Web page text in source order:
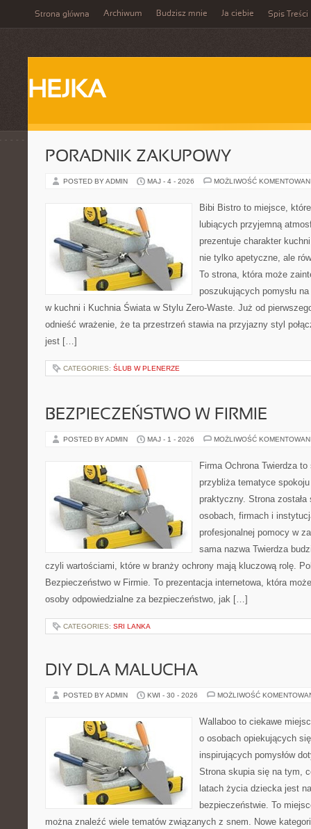
Strona główna Archiwum Budzisz mnie Ja ciebie Spis Treści
HEJKA
PORADNIK ZAKUPOWY
POSTED BY ADMIN MAJ - 4 - 2026 MOŻLIWOŚĆ
Bibi Bistro to miejsce,
lubiących przyjemną
prezentuje charakter
nie tylko apetyczne, ale
To strona, która może
poszukujących pomysłu
w kuchni i Kuchnia Świata w Stylu Zero-Waste. Już od
odnieść wrażenie, że ta przestrzeń stawia na przyjazny styl
jest […]
CATEGORIES: ŚLUB W PLENERZE
BEZPIECZEŃSTWO W FIRMIE
POSTED BY ADMIN MAJ - 1 - 2026 MOŻLIWOŚĆ
Firma Ochrona Twierdza
przybliża tematyce
praktyczny. Strona
osobach, firmach i
profesjonalnej pomocy w
sama nazwa Twierdza
czyli wartościami, które w branży ochrony mają kluczową rolę.
Bezpieczeństwo w Firmie. To prezentacja internetowa, która
osoby odpowiedzialne za bezpieczeństwo, jak […]
CATEGORIES: SRI LANKA
DIY DLA MALUCHA
POSTED BY ADMIN KWI - 30 - 2026 MOŻLIWOŚĆ
Wallaboo to ciekawe
o osobach opiekujących
inspirujących pomysłów
Strona skupia się na tym,
latach życia dziecka jest
bezpieczeństwie. To
można znaleźć wiele tematów związanych z snem. Nowe